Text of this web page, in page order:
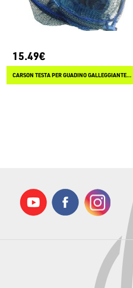
15.49€
CARSON TESTA PER GUADINO GALLEGGIANTE SPECIAL MF-11E